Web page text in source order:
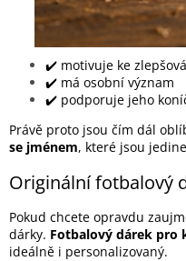
✔️ motivuje ke
✔️ má osobní význam
✔️ podporuje jeho
Právě proto jsou čím dál
se jménem, které jsou
Originální fotbalový
Pokud chcete opravdu
dárky. Fotbalový dárek pro
ideálně i personalizovaný.